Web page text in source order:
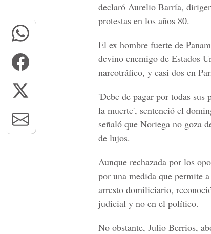
declaró Aurelio Barría,
protestas en los años 80.
El ex hombre fuerte de
devino enemigo de Estados
narcotráfico, y casi dos en
'Debe de pagar por todas
la muerte', sentenció el
señaló que Noriega no goza
de lujos.
Aunque rechazada por los
por una medida que permite
arresto domiliciario,
judicial y no en el político.
No obstante, Julio Berrios,